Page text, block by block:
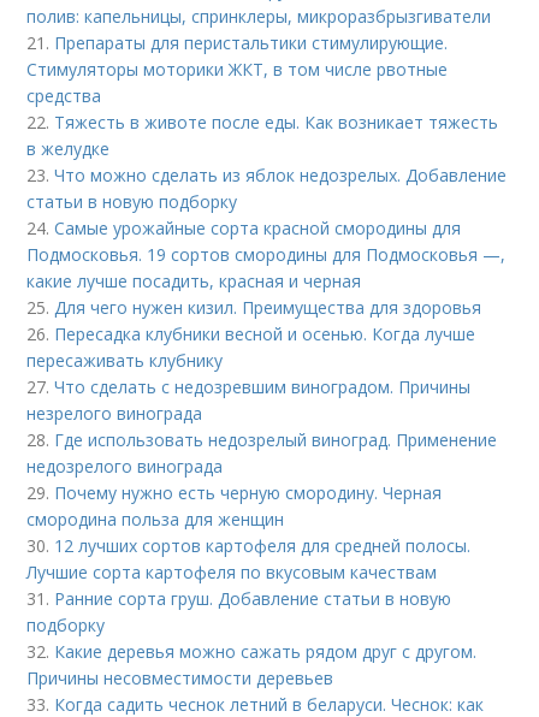
полив: капельницы, спринклеры, микроразбрызгиватели
21. Препараты для перистальтики стимулирующие.
Стимуляторы моторики ЖКТ, в том числе рвотные
средства
22. Тяжесть в животе после еды. Как возникает тяжесть
в желудке
23.Что можно сделать из яблок недозрелых. Добавление
статьи в новую подборку
24.Самые урожайные сорта красной смородины для
Подмосковья. 19 сортов смородины для Подмосковья —,
какие лучше посадить, красная и черная
25. Для чего нужен кизил. Преимущества для здоровья
26. Пересадка клубники весной и осенью. Когда лучше
пересаживать клубнику
27.Что сделать с недозревшим виноградом. Причины
незрелого винограда
28. Где использовать недозрелый виноград. Применение
недозрелого винограда
29. Почему нужно есть черную смородину. Черная
смородина польза для женщин
30. 12 лучших сортов картофеля для средней полосы.
Лучшие сорта картофеля по вкусовым качествам
31. Ранние сорта груш. Добавление статьи в новую
подборку
32. Какие деревья можно сажать рядом друг с другом.
Причины несовместимости деревьев
33. Когда садить чеснок летний в беларуси. Чеснок: как